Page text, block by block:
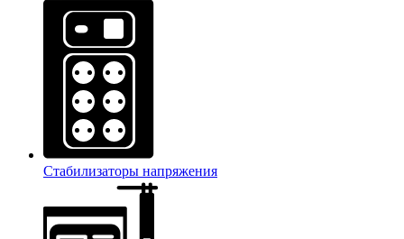
Стабилизаторы напряжения